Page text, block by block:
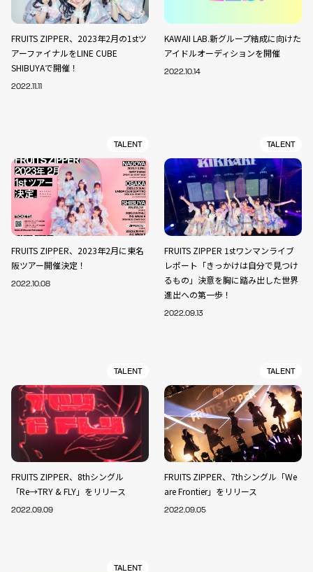
FRUITS ZIPPER、2023年2月の1stツ
アーファイナルをLINE CUBE
SHIBUYAで開催！
2022.11.11
KAWAII LAB.新グループ結成に向けた
アイドルオーディションを開催
2022.10.14
TALENT
FRUITS ZIPPER、2023年2月に東名
阪ツアー開催決定！
2022.10.08
TALENT
FRUITS ZIPPER 1stワンマンライブ
レポート「きっかけは自分で見つけ
るもの」決意を胸に踏み出した世界
進出への第一歩！
2022.09.13
TALENT
FRUITS ZIPPER、8thシングル
「Re→TRY & FLY」をリリース
2022.09.09
TALENT
FRUITS ZIPPER、7thシングル「We
are Frontier」をリリース
2022.09.05
TALENT